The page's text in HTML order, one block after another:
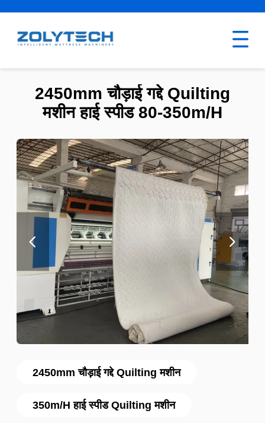
2450mm चौड़ाई गद्दे Quilting मशीन
350m/H हाई स्पीड Quilting मशीन
2450mm चौड़ाई गद्दे Quilting
मशीन हाई स्पीड 80-350m/H